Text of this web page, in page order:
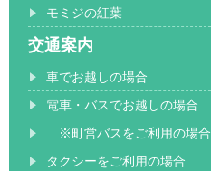
モミジの紅葉
交通案内
車でお越しの場合
電車・バスでお越しの場合
※町営バスをご利用の場合
タクシーをご利用の場合